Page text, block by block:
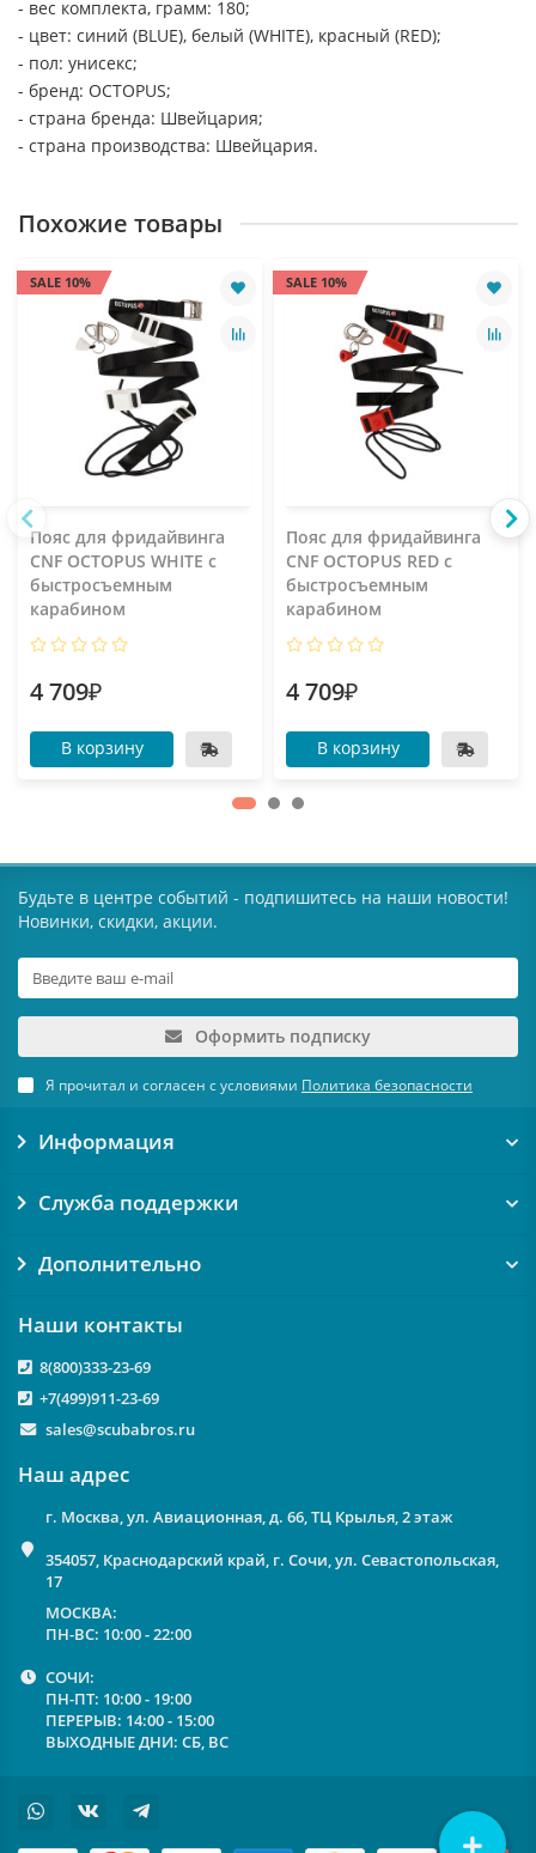
- вес комплекта, грамм: 180;
- цвет: синий (BLUE), белый (WHITE), красный (RED);
- пол: унисекс;
- бренд: OCTOPUS;
- страна бренда: Швейцария;
- страна производства: Швейцария.
Похожие товары
SALE 10%
Пояс для фридайвинга
CNF OCTOPUS WHITE с
быстросъемным
карабином
4 709₽
В корзину
SALE 10%
Пояс для фридайвинга
CNF OCTOPUS RED с
быстросъемным
карабином
4 709₽
В корзину
Будьте в центре событий - подпишитесь на наши новости!
Новинки, скидки, акции.
Оформить подписку
Я прочитал и согласен с условиями Политика безопасности
Информация
Служба поддержки
Дополнительно
Наши контакты
8(800)333-23-69
+7(499)911-23-69
sales@scubabros.ru
Наш адрес
г. Москва, ул. Авиационная, д. 66, ТЦ Крылья, 2 этаж
354057, Краснодарский край, г. Сочи, ул. Севастопольская,
17
МОСКВА:
ПН-ВС: 10:00 - 22:00
СОЧИ:
ПН-ПТ: 10:00 - 19:00
ПЕРЕРЫВ: 14:00 - 15:00
ВЫХОДНЫЕ ДНИ: СБ, ВС